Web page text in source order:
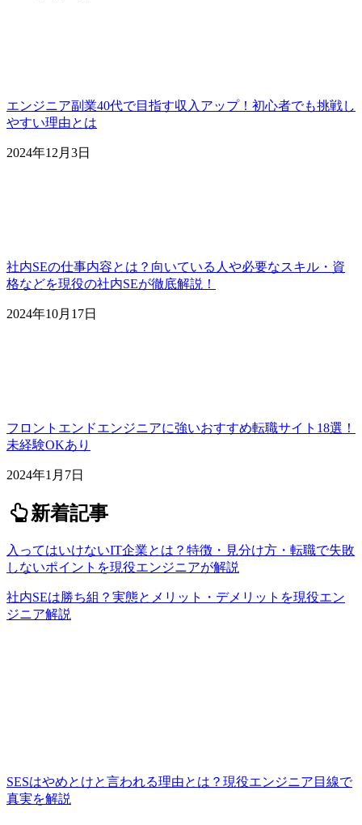
エンジニア副業40代で目指す収入アップ！初心者でも挑戦し
やすい理由とは
2024年12月3日
社内SEの仕事内容とは？向いている人や必要なスキル・資
格などを現役の社内SEが徹底解説！
2024年10月17日
フロントエンドエンジニアに強いおすすめ転職サイト18選！
未経験OKあり
2024年1月7日
新着記事
入ってはいけないIT企業とは？特徴・見分け方・転職で失敗
しないポイントを現役エンジニアが解説
社内SEは勝ち組？実態とメリット・デメリットを現役エン
ジニア解説
SESはやめとけと言われる理由とは？現役エンジニア目線で
真実を解説